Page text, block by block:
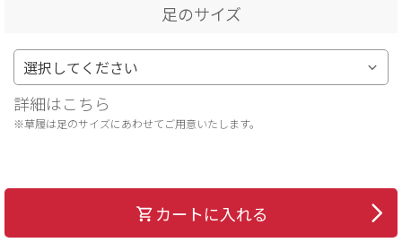
足のサイズ
詳細はこちら
※草履は足のサイズにあわせてご用意いたします。
カートに入れる